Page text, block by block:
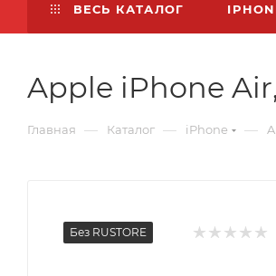
ВЕСЬ КАТАЛОГ
Apple iPhone
Главная — Каталог — iPhone —
Без RUSTORE